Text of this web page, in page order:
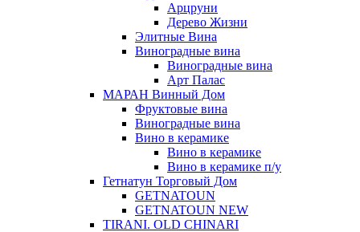
Арцруни
Дерево Жизни
Элитные Вина
Виноградные вина
Виноградные вина
Арт Палас
МАРАН Винный Дом
Фруктовые вина
Виноградные вина
Вино в керамике
Вино в керамике
Вино в керамике п/у
Гетнатун Торговый Дом
GETNATOUN
GETNATOUN NEW
TIRANI. OLD CHINARI